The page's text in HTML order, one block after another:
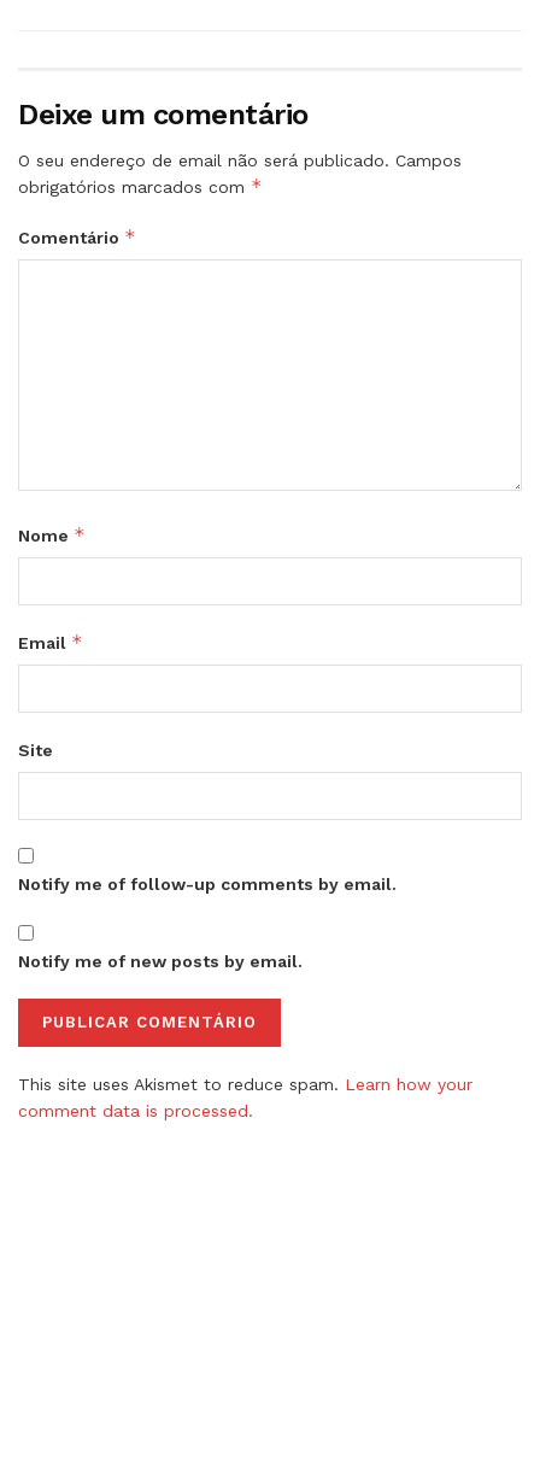
Deixe um comentário
O seu endereço de email não será publicado. Campos
obrigatórios marcados com *
Comentário *
Nome *
Email *
Site
Notify me of follow-up comments by email.
Notify me of new posts by email.
This site uses Akismet to reduce spam. Learn how your
comment data is processed.